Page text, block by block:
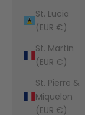
St. Lucia
(EUR €)
St. Martin
(EUR €)
St. Pierre &
Miquelon
(EUR €)